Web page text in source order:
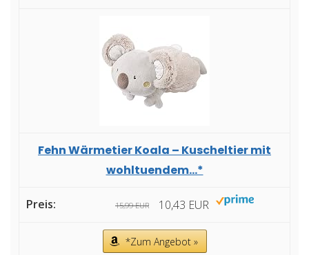
Fehn Wärmetier Koala – Kuscheltier mit
wohltuendem...*
15,99 EUR 10,43 EUR
*Zum Angebot »